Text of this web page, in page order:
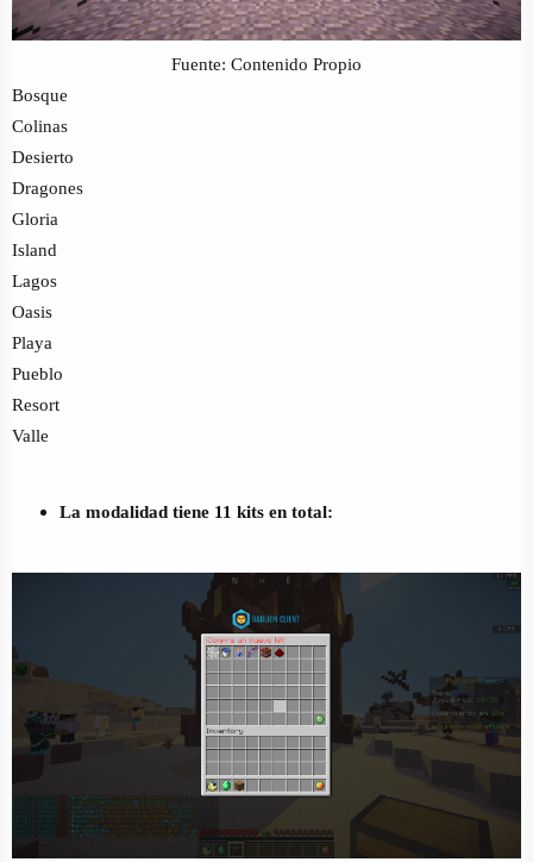
Fuente: Contenido Propio
Bosque
Colinas
Desierto
Dragones
Gloria
Island
Lagos
Oasis
Playa
Pueblo
Resort
Valle
La modalidad tiene 11 kits en total: